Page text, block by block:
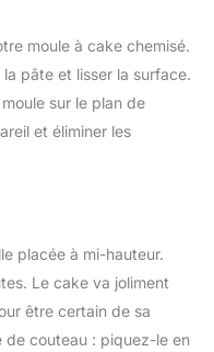
moule à cake chemisé.
pâte et lisser la surface.
sur le plan de
et éliminer les
placée à mi-hauteur.
Le cake va joliment
être certain de sa
de couteau : piquez-le en